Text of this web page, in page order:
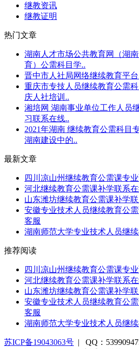
继教资讯
继教证明
热门文章
湖南人才市场公共教育网（湖
育）公需科目学..
晋中市人社局网络继续教育平
重庆市专技人员继续教育公需
庆人社培训..
湘培网 湖南事业单位工作人员
习联系在线..
2021年湖南 继续教育公需科目
湖南建设中的..
最新文章
四川凉山州继续教育公需课专
河北继续教育公需课补学联系
山东潍坊继续教育公需课补学
安徽专业技术人员继续教育公
客服
湖南师范大学专业技术人员继
推荐阅读
四川凉山州继续教育公需课专
河北继续教育公需课补学联系
山东潍坊继续教育公需课补学
安徽专业技术人员继续教育公
客服
湖南师范大学专业技术人员继
苏ICP备19043063号 | QQ：